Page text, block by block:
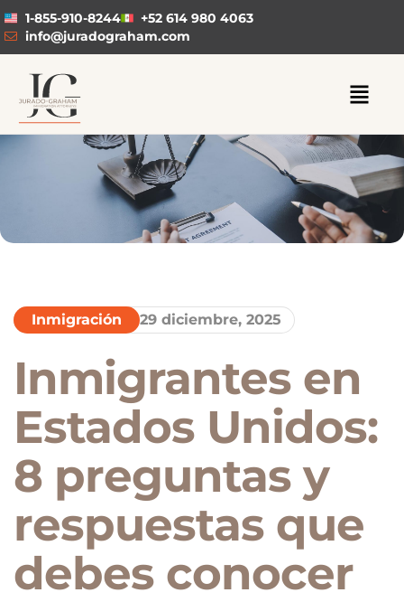
1-855-910-8244
+52 614 980 4063
info@juradograham.com
Inmigración 29 diciembre, 2025
Inmigrantes en
Estados Unidos:
8 preguntas y
respuestas que
debes conocer